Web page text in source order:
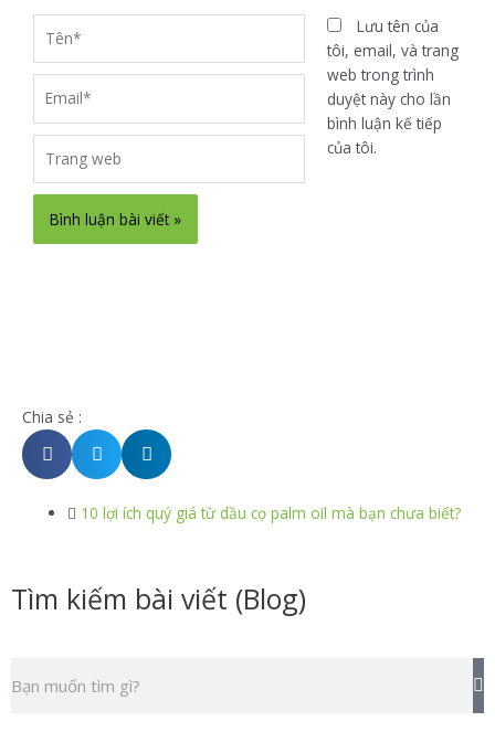
web
Lưu tên của
tôi, email, và trang
web trong trình
duyệt này cho lần
bình luận kế tiếp
của tôi.
Chia sẻ :
10 lợi ích quý giá từ dầu cọ palm oil mà bạn chưa biết?
Tìm kiếm bài viết (Blog)
kiếm